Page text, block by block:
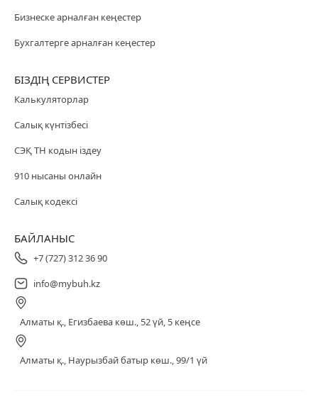
Бизнеске арналған кеңестер
Бухгалтерге арналған кеңестер
БІЗДІҢ СЕРВИСТЕР
Калькуляторлар
Салық күнтізбесі
СЭҚ ТН кодын іздеу
910 нысаны онлайн
Салық кодексі
БАЙЛАНЫС
+7 (727) 312 36 90
info@mybuh.kz
Алматы қ., Егизбаева көш., 52 үй, 5 кеңсе
Алматы қ., Наурызбай батыр көш., 99/1 үй